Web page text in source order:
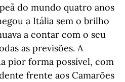
do mundo quatro anos
a Itália sem o brilho
a contar com o seu
as previsões. A
pior forma possível, com
frente aos Camarões